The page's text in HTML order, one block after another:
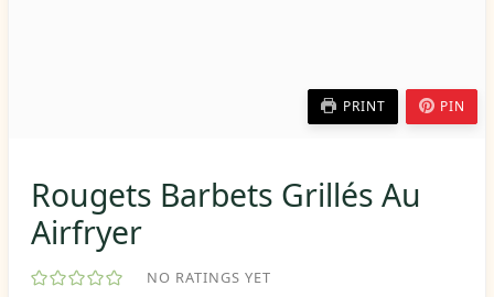
PRINT PIN
Rougets Barbets Grillés Au
Airfryer
NO RATINGS YET